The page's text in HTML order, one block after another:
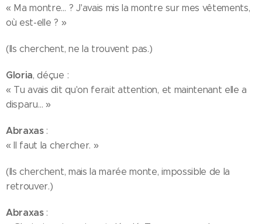
« Ma montre… ? J'avais mis la montre sur mes vêtements,
où est-elle ? »
(Ils cherchent, ne la trouvent pas.)
Gloria, déçue :
« Tu avais dit qu'on ferait attention, et maintenant elle a
disparu… »
Abraxas:
« Il faut la chercher. »
(Ils cherchent, mais la marée monte, impossible de la
retrouver.)
Abraxas: